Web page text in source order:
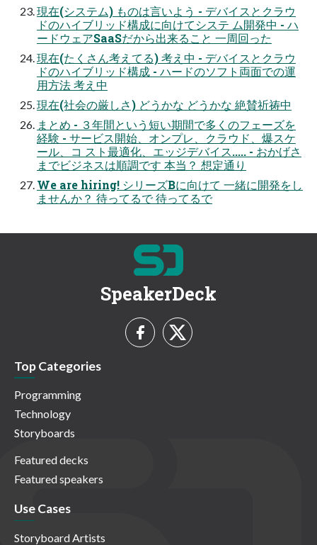
現在(システム) ものは言いよう - デバイスとクラウ
ドのハイブリッド構成に向けてシステ ム開発中 - ハ
ードウェアSaaSだから出来ること 一周回った
現在(たくさん考えてる) 考え中 - デバイスとクラウ
ドのハイブリッド構成 - ハードのソフト両面での運
用方法 考え中
現在(社会の厳しさ) どうかな どうかな 絶賛祈祷中
まとめ - ３年間という短い期間で多くのフェーズを
経験 - サービス開始、オンプレ、クラウド、爆スケ
ール、コ スト最適化、エッジデバイス..... - おかげさ
までビジネスは順調です 本当？ 想定通り
We are hiring! シリーズBに向けて 一緒に開発をし
ませんか？ 待ってるで 待ってるで
SpeakerDeck
Top Categories
Programming
Technology
Storyboards
Featured decks
Featured speakers
Use Cases
Storyboard Artists